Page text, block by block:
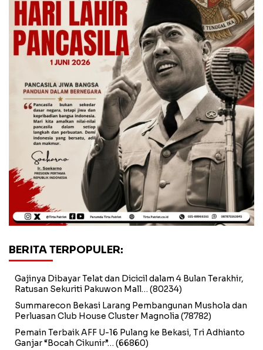
BERITA TERPOPULER:
Gajinya Dibayar Telat dan Dicicil dalam 4 Bulan Terakhir,
Ratusan Sekuriti Pakuwon Mall… (80234)
Summarecon Bekasi Larang Pembangunan Mushola dan
Perluasan Club House Cluster Magnolia (78782)
Pemain Terbaik AFF U-16 Pulang ke Bekasi, Tri Adhianto
Ganjar “Bocah Cikunir”… (66860)